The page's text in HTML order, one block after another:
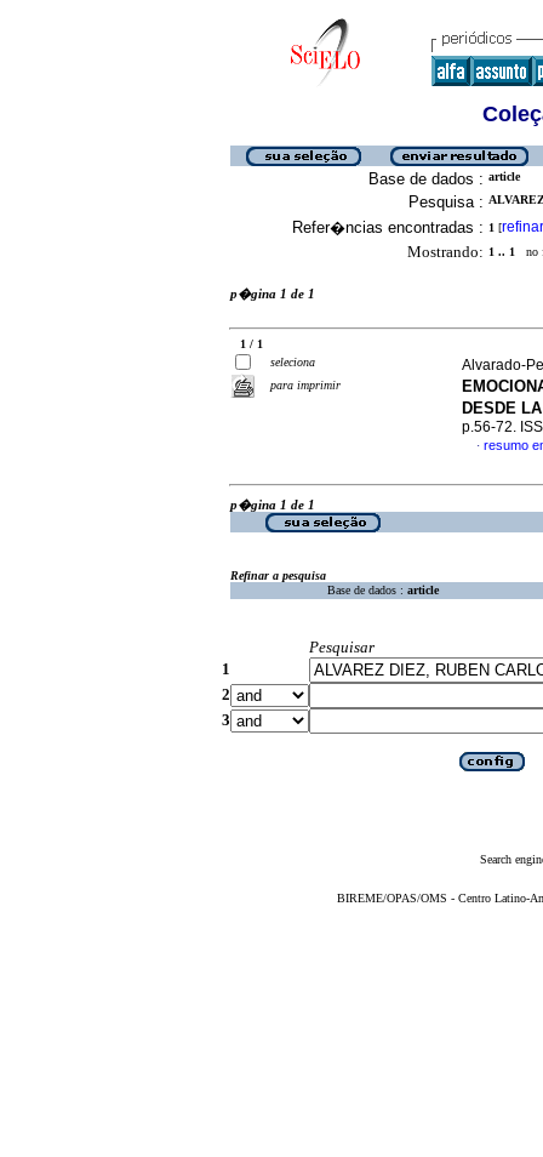
Base de dados : article
Pesquisa :
Refer�ncias encontradas : 1 [refinar
Mostrando: 1 .. 1 no
p�gina 1 de 1
1 / 1
seleciona
para imprimir
Alvarado-
DESDE
p.56-72.
· resumo
p�gina 1 de 1
Refinar a pesquisa
Base de dados : article
Pesquisar
1
2
3
Search
BIREME/OPAS/OMS - Centro Latino-